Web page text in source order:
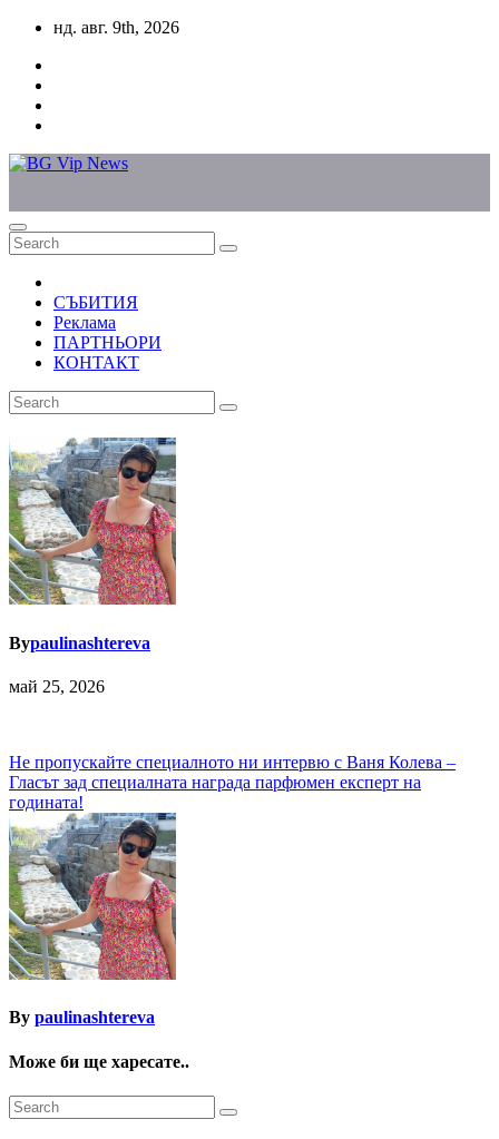
Skip
content
нд. авг. 9th, 2026
СЪБИТИЯ
Реклама
ПАРТНЬОРИ
КОНТАКТ
Bypaulinashtereva
май 25, 2026
Навигация
Не пропускайте специалното ни интервю с Ваня Колева –
Гласът зад специалната награда парфюмен експерт на
годината!
By paulinashtereva
Може би ще харесате..